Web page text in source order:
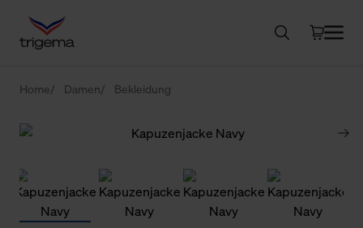
Home Damen Bekleidung